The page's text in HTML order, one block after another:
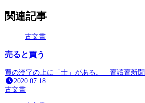
関連記事
古文書
売ると買う
買の漢字の上に「士」がある。 賣讀賣新聞
2020.07.18
古文書